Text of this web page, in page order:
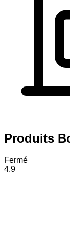
Produits
Fermé
4.9